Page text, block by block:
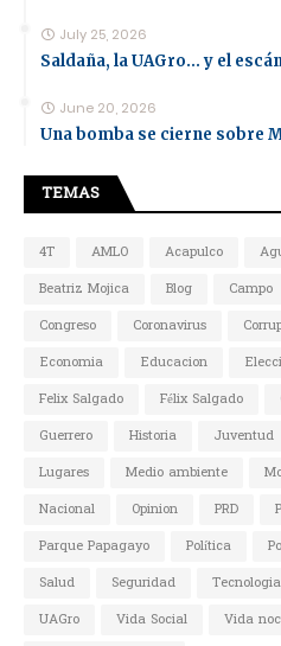
July 25, 2026
Saldaña, la UAGro... y el
June 20, 2026
Una bomba se cierne sobre
TEMAS
4T AMLO Acapulco
Beatriz Mojica
Blog Campo
Congreso
Coronavirus
Economia
Educacion
Felix Salgado
Félix Salgado
Guerrero
Historia Juventud
Lugares
Medio ambiente
Nacional
Opinion PRD
Parque Papagayo
Política
Salud
Seguridad Tecnologia
UAGro
Vida Social Vida